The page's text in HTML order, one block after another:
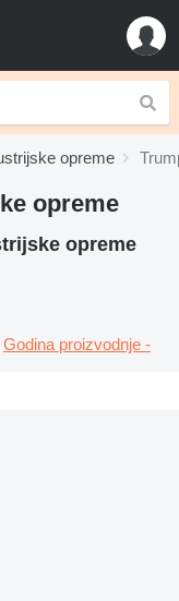
opreme
opreme
opreme
Godina proizvodnje -